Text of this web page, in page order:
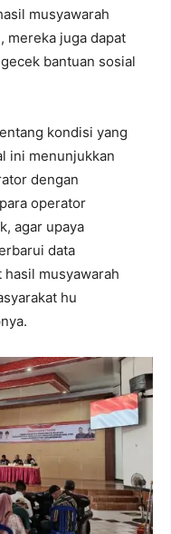
musyawarah
mereka juga dapat
bantuan sosial
kondisi yang
ini menunjukkan
dengan
operator
agar upaya
data
musyawarah
hu